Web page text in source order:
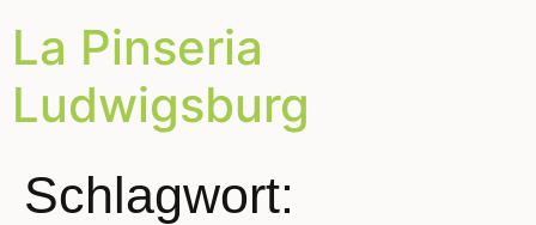
La Pinseria
Ludwigsburg
Schlagwort: